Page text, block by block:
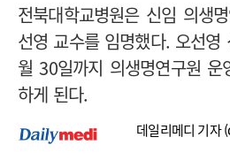
전북대학교병원은 신임 의생
선영 교수를 임명했다. 오선
월 30일까지 의생명연구원
하게 된다.
데일리메디 기자 (